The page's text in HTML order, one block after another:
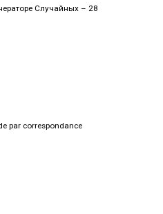
Случайных – 28
par correspondance